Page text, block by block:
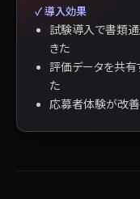
✓ 導入効果
試験導入で書類
きた
評価データを共有
た
応募者体験が改